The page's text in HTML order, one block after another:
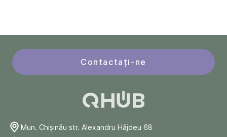
Contactați-ne
Mun. Chişinău str. Alexandru Hâjdeu 68